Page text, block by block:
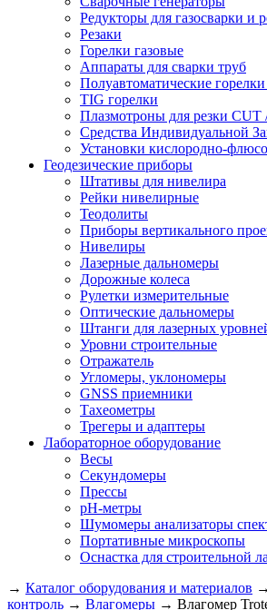
Редукторы для газосварки и
Резаки
Горелки газовые
Аппараты для сварки труб
Полуавтоматические
TIG горелки
Плазмотроны для резки
Средства Индивидуальной
Установки кислородно-
Геодезические приборы
Штативы для нивелира
Рейки нивелирные
Теодолиты
Приборы вертикального
Нивелиры
Лазерные дальномеры
Дорожные колеса
Рулетки измерительные
Оптические дальномеры
Штанги для лазерных
Уровни строительные
Отражатель
Угломеры, уклономеры
GNSS приемники
Тахеометры
Трегеры и адаптеры
Лабораторное оборудование
Весы
Секундомеры
Прессы
pH-метры
Шумомеры анализаторы
Портативные микроскопы
Оснастка для строительной
→ Каталог оборудования и материалов →
контроль → Влагомеры → Влагомер